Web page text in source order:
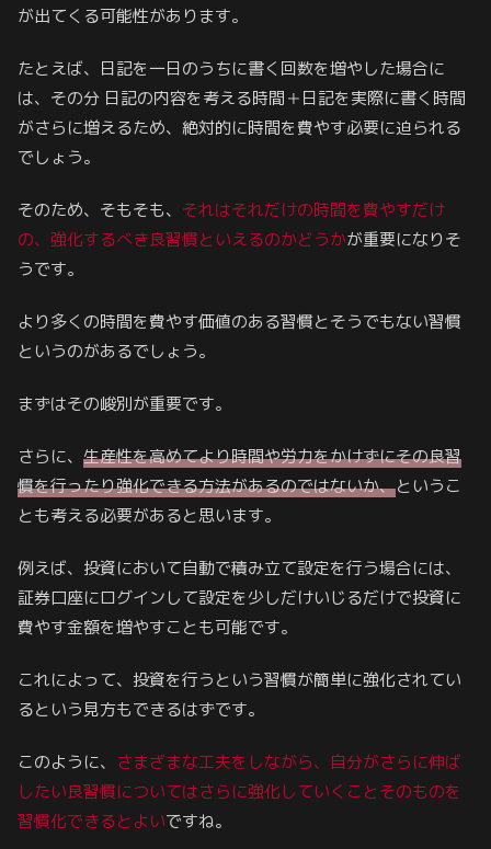
が出てくる可能性があります。
たとえば、日記を一日のうちに書く回数を増やした場合に
は、その分 日記の内容を考える時間＋日記を実際に書く時間
がさらに増えるため、絶対的に時間を費やす必要に迫られる
でしょう。
そのため、そもそも、 それはそれだけの時間を費やすだけ
の、 強化するべき良習慣といえるのかどうかが重要になりそ
うです。
より多くの時間を費やす価値のある習慣とそうでもない習慣
というのがあるでしょう。
まずはその峻別が重要です。
さらに、 生産性を高めてより時間や労力をかけずにその良習
慣を行ったり強化できる方法があるのではないか、というこ
とも考える必要があると思います。
例えば、投資において自動で積み立て設定を行う場合には、
証券口座にログインして設定を少しだけいじるだけで投資に
費やす金額を増やすことも可能です。
これによって、投資を行うという習慣が簡単に強化されてい
るという見方もできるはずです。
このように、 さまざまな工夫をしながら、自分がさらに伸ば
したい良習慣についてはさらに強化していくことそのものを
習慣化できるとよいですね。